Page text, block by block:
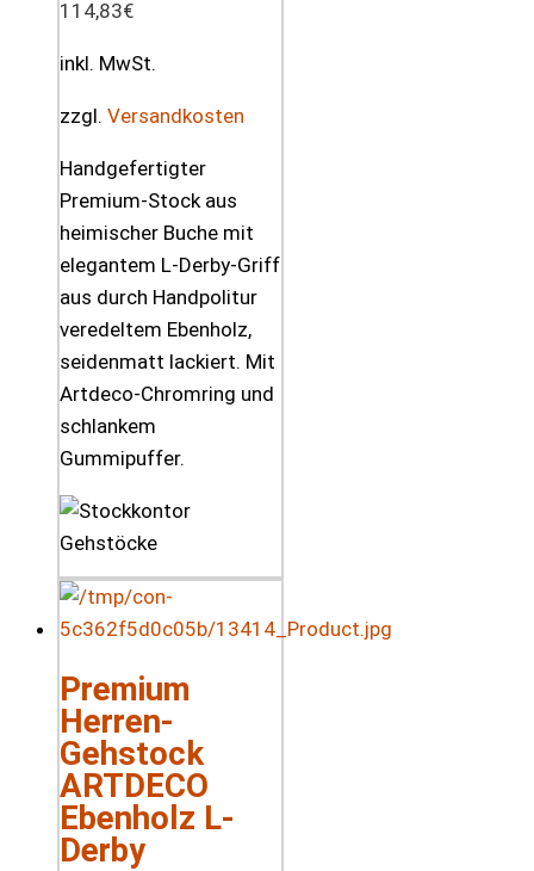
114,83€
inkl. MwSt.
zzgl. Versandkosten
Handgefertigter
Premium-Stock aus
heimischer Buche mit
elegantem L-Derby-Griff
aus durch Handpolitur
veredeltem Ebenholz,
seidenmatt lackiert. Mit
Artdeco-Chromring und
schlankem
Gummipuffer.
Premium
Herren-
Gehstock
ARTDECO
Ebenholz L-
Derby